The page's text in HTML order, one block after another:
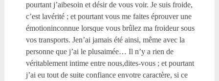
pourtant j’aibesoin et désir de vous voir. Je suis froide,
c’est lavérité ; et pourtant vous me faites éprouver une
émotioninconnue lorsque vous brûlez ma froideur sous
vos transports. Jen’ai jamais été ainsi, même avec la
personne que j’ai le plusaimée… Il n’y a rien de
véritablement intime entre nous,dites-vous ; et pourtant
j’ai eu tout de suite confiance envotre caractère, si ce